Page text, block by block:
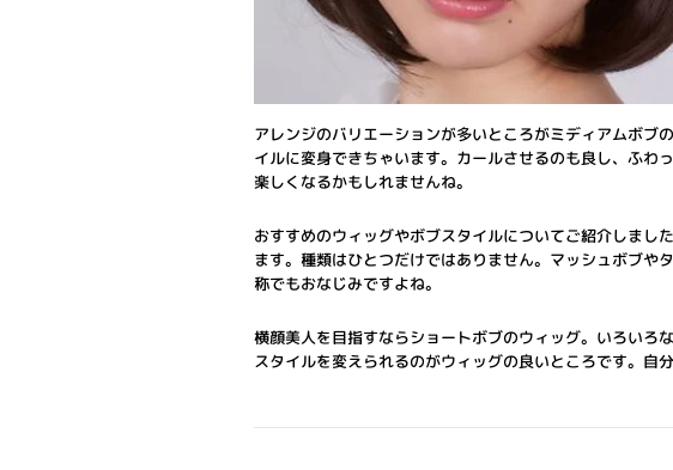
アレンジのバリエーションが多いところがミディアムボブ
イルに変身できちゃいます。カールさせるのも良し、ふわ
楽しくなるかもしれませんね。
おすすめのウィッグやボブスタイルについてご紹介しまし
ます。種類はひとつだけではありません。マッシュボブや
称でもおなじみですよね。
横顔美人を目指すならショートボブのウィッグ。いろいろ
スタイルを変えられるのがウィッグの良いところです。自